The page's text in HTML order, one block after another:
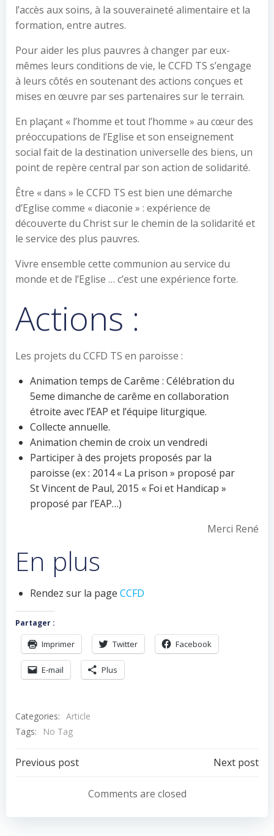
l’accès aux soins, à la souveraineté alimentaire et la
formation, entre autres.
Pour aider les plus pauvres à changer par eux-
mêmes leurs conditions de vie, le CCFD TS s’engage
à leurs côtés en soutenant des actions conçues et
mises en œuvre par ses partenaires sur le terrain.
En plaçant « l’homme et tout l’homme » au cœur des
préoccupations de l’Eglise et son enseignement
social fait de la destination universelle des biens, un
point de repère central par son action de solidarité.
Être « dans » le CCFD TS est bien une démarche
d’Eglise comme « diaconie » : expérience de
découverte du Christ sur le chemin de la solidarité et
le service des plus pauvres.
Vivre ensemble cette communion au service du
monde et de l’Eglise … c’est une expérience forte.
Actions :
Les projets du CCFD TS en paroisse :
Animation temps de Carême : Célébration du
5eme dimanche de carême en collaboration
étroite avec l’EAP et l’équipe liturgique.
Collecte annuelle.
Animation chemin de croix un vendredi
Participer à des projets proposés par la
paroisse (ex : 2014 « La prison » proposé par
St Vincent de Paul, 2015 « Foi et Handicap »
proposé par l’EAP…)
Merci René
En plus
Rendez sur la page CCFD
Partager :
Imprimer Twitter Facebook
E-mail Plus
Categories: Article
Tags:
No Tag
Navigation
l’article
Previous post
Navigation
de
l’article
Next post
Comments are closed